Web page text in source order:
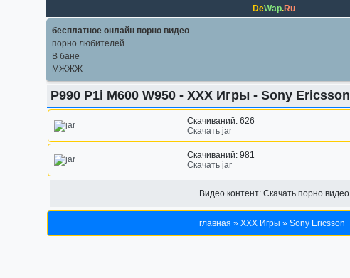
DeWap.Ru
бесплатное онлайн порно видео
порно любителей
В бане
МЖЖЖ
P990 P1i M600 W950 - XXX Игры - Sony Ericsson
Скачиваний: 626
Скачать jar
Скачиваний: 981
Скачать jar
Видео контент: Скачать порно видео
главная » XXX Игры » Sony Ericsson